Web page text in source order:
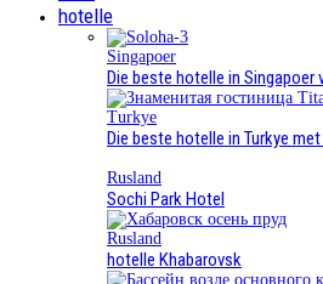
hotelle
Singapoer
Die beste hotelle in Singapoer
Turkye
Die beste hotelle in Turkye
Rusland
Sochi Park Hotel
Rusland
hotelle Khabarovsk